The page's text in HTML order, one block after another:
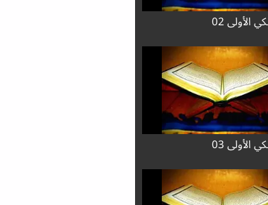
الأولى 02
الأولى 03